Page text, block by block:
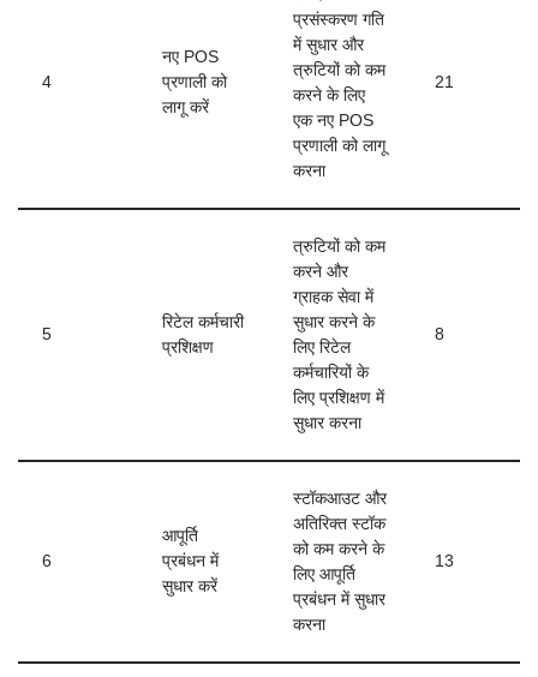
4
नए POS
प्रणाली को
लागू करें
प्रसंस्करण गति
में सुधार और
त्रुटियों को कम
करने के लिए
एक नए POS
प्रणाली को लागू
करना
21
5
रिटेल कर्मचारी
प्रशिक्षण
त्रुटियों को कम
करने और
ग्राहक सेवा में
सुधार करने के
लिए रिटेल
कर्मचारियों के
लिए प्रशिक्षण में
सुधार करना
8
6
आपूर्ति
प्रबंधन में
सुधार करें
स्टॉकआउट और
अतिरिक्त स्टॉक
को कम करने के
लिए आपूर्ति
प्रबंधन में सुधार
करना
13